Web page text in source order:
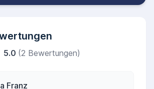
5.0 (2 Bewertungen)
Franz